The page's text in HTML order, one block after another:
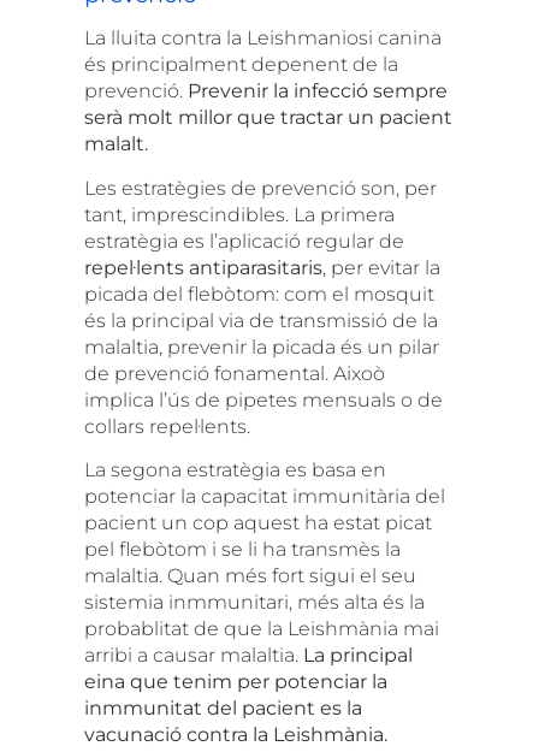
La lluita contra la Leishmaniosi canina
és principalment depenent de la
prevenció. Prevenir la infecció sempre
serà molt millor que tractar un pacient
malalt.
Les estratègies de prevenció son, per
tant, imprescindibles. La primera
estratègia es l’aplicació regular de
repel·lents antiparasitaris, per evitar la
picada del flebòtom: com el mosquit
és la principal via de transmissió de la
malaltia, prevenir la picada és un pilar
de prevenció fonamental. Aixoò
implica l’ús de pipetes mensuals o de
collars repel·lents.
La segona estratègia es basa en
potenciar la capacitat immunitària del
pacient un cop aquest ha estat picat
pel flebòtom i se li ha transmès la
malaltia. Quan més fort sigui el seu
sistemia inmmunitari, més alta és la
probablitat de que la Leishmània mai
arribi a causar malaltia. La principal
eina que tenim per potenciar la
inmmunitat del pacient es la
vacunació contra la Leishmània.